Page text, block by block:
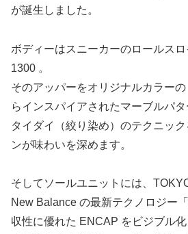
が誕生しました。
ボディーはスニーカーのロールス
1300 。
そのアッパーをオリジナルカラー
らインスパイアされたマーブルパタ
タイダイ（絞り染め）のテクニッ
ンが味わいを深めます。
そしてソールユニットには、
New Balance の最新テクノロジー
収性に優れた ENCAP をビジブル化